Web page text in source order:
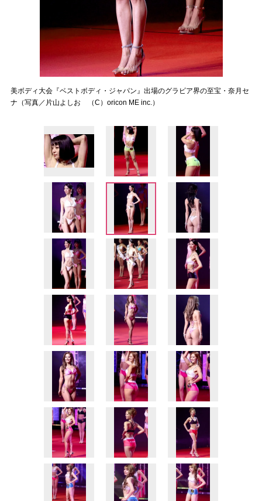
美ボディ大会『ベストボディ・ジャパン』出場のグラビア界の至宝・奈月セ
ナ（写真／片山よしお （C）oricon ME inc.）